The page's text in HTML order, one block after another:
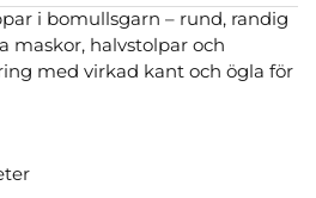
i bomullsgarn – rund, randig
maskor, halvstolpar och
med virkad kant och ögla för